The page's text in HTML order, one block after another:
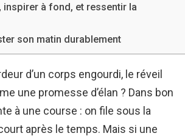
inspirer à fond, et ressentir la
son matin durablement
d’un corps engourdi, le réveil
une promesse d’élan ? Dans bon
à une course : on file sous la
après le temps. Mais si une